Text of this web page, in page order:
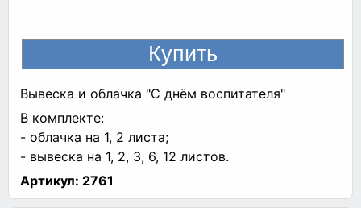
Вывеска и облачка "С днём воспитателя"
В комплекте:
- облачка на 1, 2 листа;
- вывеска на 1, 2, 3, 6, 12 листов.
Артикул: 2761